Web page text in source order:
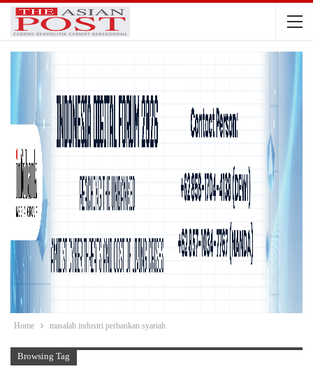
Home masalah industri perbankan syariah
Browsing Tag